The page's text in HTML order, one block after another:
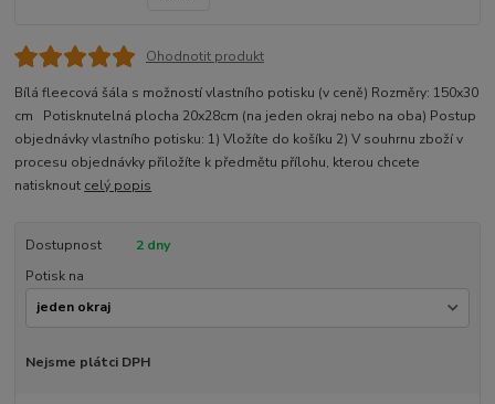
Ohodnotit produkt
Bílá fleecová šála s možností vlastního potisku (v ceně) Rozměry: 150x30
cm Potisknutelná plocha 20x28cm (na jeden okraj nebo na oba) Postup
objednávky vlastního potisku: 1) Vložíte do košíku 2) V souhrnu zboží v
procesu objednávky přiložíte k předmětu přílohu, kterou chcete
natisknout celý popis
Dostupnost
2 dny
Potisk na
Nejsme plátci DPH